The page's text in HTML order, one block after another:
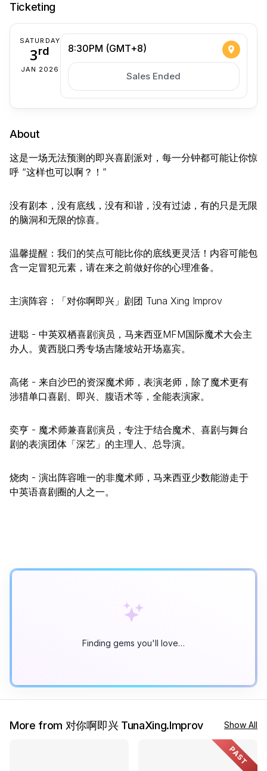
Ticketing
SATURDAY
3rd
JAN 2026
8:30PM (GMT+8)
Sales Ended
About
这是一场无法预测的即兴喜剧派对，每一分钟都可能让你惊
呼 “这样也可以啊？！”
没有剧本，没有底线，没有和谐，没有过滤，有的只是无限
的脑洞和无限的惊喜。
温馨提醒：我们的笑点可能比你的底线更灵活！内容可能包
含一定冒犯元素，请在来之前做好你的心理准备。
主演阵容：「对你啊即兴」剧团 Tuna Xing Improv
进聪 - 中英双栖喜剧演员，马来西亚MFM国际魔术大会主
办人。黄西脱口秀专场吉隆坡站开场嘉宾。
高佬 - 来自沙巴的资深魔术师，表演老师，除了魔术更有
涉猎单口喜剧、即兴、腹语术等，全能表演家。
奕亨 - 魔术师兼喜剧演员，专注于结合魔术、喜剧与舞台
剧的表演团体「深艺」的主理人、总导演。
烧肉 - 演出阵容唯一的非魔术师，马来西亚少数能游走于
中英语喜剧圈的人之一。
Finding gems you'll love…
More from 对你啊即兴 TunaXing.Improv Show All
PAST